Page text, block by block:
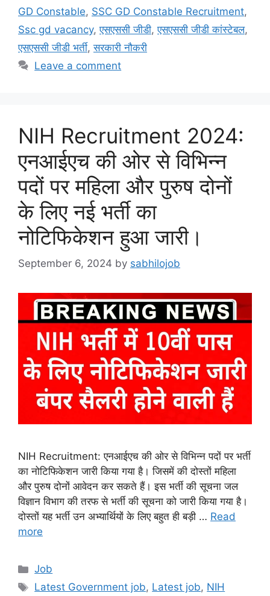
GD Constable, SSC GD Constable Recruitment,
Ssc gd vacancy,एसएससी जीडी,एसएससी जीडी कांस्टेबल,
एसएससी जीडी भर्ती,सरकारी नौकरी
Leave a comment
NIH Recruitment 2024:
एनआईएच की ओर से विभिन्न
पदों पर महिला और पुरुष दोनों
के लिए नई भर्ती का
नोटिफिकेशन हुआ जारी।
September 6, 2024 by sabhilojob
NIH Recruitment: एनआईएच की ओर से विभिन्न पदों पर भर्ती
का नोटिफिकेशन जारी किया गया है। जिसमें की दोस्तों महिला
और पुरुष दोनों आवेदन कर सकते हैं। इस भर्ती की सूचना जल
विज्ञान विभाग की तरफ से भर्ती की सूचना को जारी किया गया है।
दोस्तों यह भर्ती उन अभ्यार्थियों के लिए बहुत ही बड़ी … Read
more
Categories
Job
Tags
Latest Government job, Latest job, NIH